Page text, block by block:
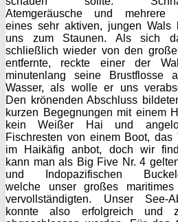
Atemgeräusche und mehrere
eines sehr aktiven, jungen Wals
uns zum Staunen. Als sich
schließlich wieder von den
entfernte, reckte einer der
minutenlang seine Brustflosse
Wasser, als wolle er uns
Den krönenden Abschluss
kurzen Begegnungen mit einem
kein Weißer Hai und
Fischresten von einem Boot, das
im Haikäfig anbot, doch wir
kann man als Big Five Nr. 4
und Indopazifischen
welche unser großes maritimes
vervollständigten. Unser See-
konnte also erfolgreich und